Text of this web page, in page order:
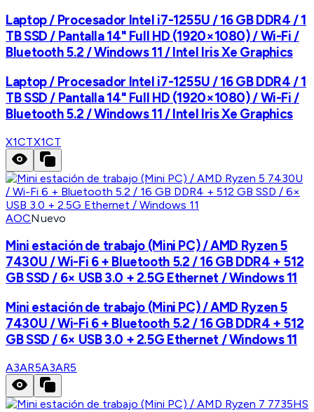
Laptop / Procesador Intel i7-1255U / 16 GB DDR4 / 1
TB SSD / Pantalla 14" Full HD (1920×1080) / Wi-Fi /
Bluetooth 5.2 / Windows 11 / Intel Iris Xe Graphics
Laptop / Procesador Intel i7-1255U / 16 GB DDR4 / 1
TB SSD / Pantalla 14" Full HD (1920×1080) / Wi-Fi /
Bluetooth 5.2 / Windows 11 / Intel Iris Xe Graphics
X1CTX1CT
AOCNuevo
Mini estación de trabajo (Mini PC) / AMD Ryzen 5
7430U / Wi-Fi 6 + Bluetooth 5.2 / 16 GB DDR4 + 512
GB SSD / 6× USB 3.0 + 2.5G Ethernet / Windows 11
Mini estación de trabajo (Mini PC) / AMD Ryzen 5
7430U / Wi-Fi 6 + Bluetooth 5.2 / 16 GB DDR4 + 512
GB SSD / 6× USB 3.0 + 2.5G Ethernet / Windows 11
A3AR5A3AR5